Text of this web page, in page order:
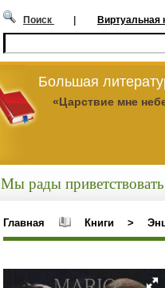
Поиск | Виртуальная
Большая
«Царствие мне
Мы рады
Главная Книги >